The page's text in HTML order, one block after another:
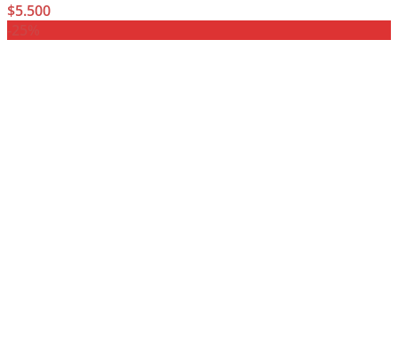
$5.500